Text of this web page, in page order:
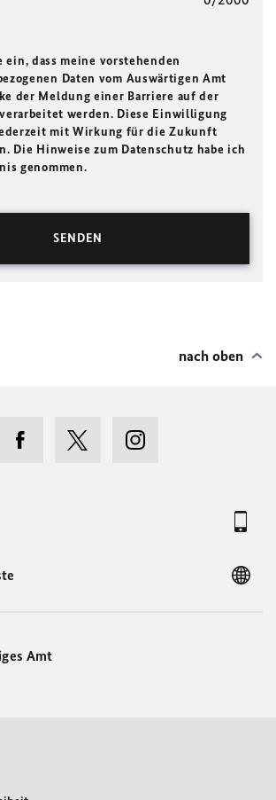
dass meine vorstehenden
Daten vom Auswärtigen Amt
der Meldung einer Barriere auf der
werden. Diese Einwilligung
mit Wirkung für die Zukunft
Die Hinweise zum Datenschutz habe ich
genommen.
nach oben
Amt